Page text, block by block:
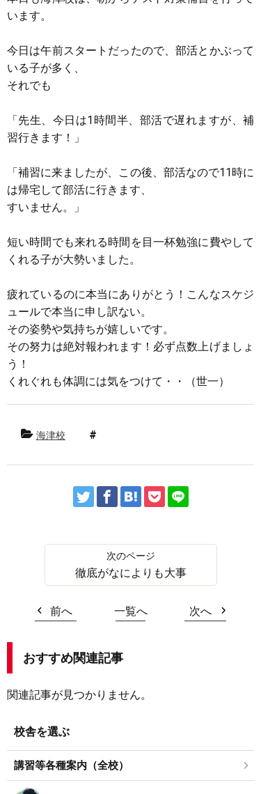
います。
今日は午前スタートだったので、部活とかぶって
いる子が多く、
それでも
「先生、今日は1時間半、部活で遅れますが、補
習行きます！」
「補習に来ましたが、この後、部活なので11時に
は帰宅して部活に行きます、
すいません。」
短い時間でも来れる時間を目一杯勉強に費やして
くれる子が大勢いました。
疲れているのに本当にありがとう！こんなスケジ
ュールで本当に申し訳ない。
その姿勢や気持ちが嬉しいです。
その努力は絶対報われます！必ず点数上げましょ
う！
くれぐれも体調には気をつけて・・（世一）
海津校
徹底がなによりも大事
前へ 一覧へ 次へ
おすすめ関連記事
関連記事が見つかりません。
校舎を選ぶ
講習等各種案内（全校）